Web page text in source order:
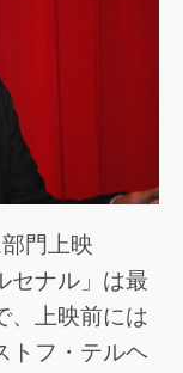
門上映
セナル」は最
、上映前には
トフ・テルヘ